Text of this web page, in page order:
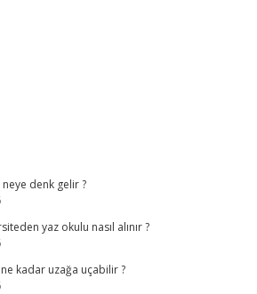
denk gelir ?
yaz okulu nasıl alınır ?
kadar uzağa uçabilir ?